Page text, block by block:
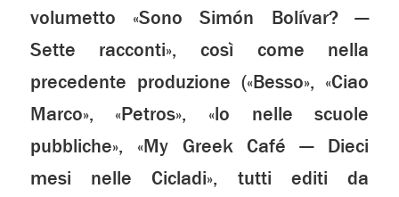
volumetto «Sono Simón Bolívar? —
Sette racconti», così come nella
precedente produzione («Besso», «Ciao
Marco», «Petros», «lo nelle scuole
pubbliche», «My Greek Café — Dieci
mesi nelle Cicladi», tutti editi da